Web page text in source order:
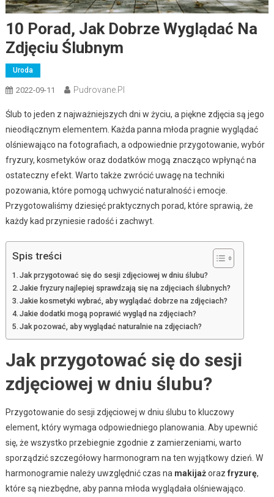
10 Porad, Jak Dobrze Wyglądać Na
Zdjęciu Ślubnym
Uroda
2022-09-11 Pudrovane.pl
Ślub to jeden z najważniejszych dni w życiu, a piękne zdjęcia są jego
nieodłącznym elementem. Każda panna młoda pragnie wyglądać
olśniewająco na fotografiach, a odpowiednie przygotowanie, wybór
fryzury, kosmetyków oraz dodatków mogą znacząco wpłynąć na
ostateczny efekt. Warto także zwrócić uwagę na techniki
pozowania, które pomogą uchwycić naturalność i emocje.
Przygotowaliśmy dziesięć praktycznych porad, które sprawią, że
każdy kad przyniesie radość i zachwyt.
Spis treści
Jak przygotować się do sesji zdjęciowej w dniu ślubu?
Jakie fryzury najlepiej sprawdzają się na zdjęciach ślubnych?
Jakie kosmetyki wybrać, aby wyglądać dobrze na zdjęciach?
Jakie dodatki mogą poprawić wygląd na zdjęciach?
Jak pozować, aby wyglądać naturalnie na zdjęciach?
Jak przygotować się do sesji
zdjęciowej w dniu ślubu?
Przygotowanie do sesji zdjęciowej w dniu ślubu to kluczowy
element, który wymaga odpowiedniego planowania. Aby upewnić
się, że wszystko przebiegnie zgodnie z zamierzeniami, warto
sporządzić szczegółowy harmonogram na ten wyjątkowy dzień. W
harmonogramie należy uwzględnić czas na makijażoraz fryzurę,
które są niezbędne, aby panna młoda wyglądała olśniewająco.